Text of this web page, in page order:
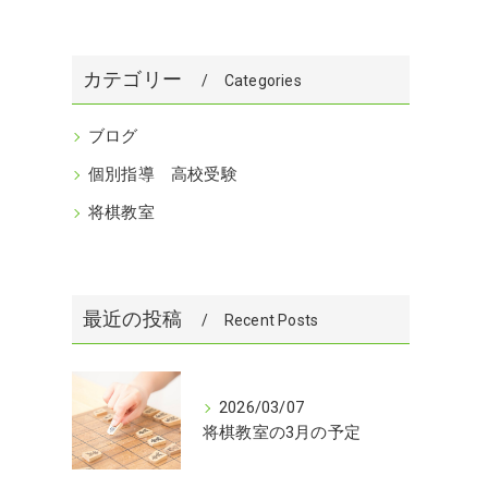
カテゴリー Categories
ブログ
個別指導 高校受験
将棋教室
最近の投稿 Recent Posts
2026/03/07
将棋教室の3月の予定